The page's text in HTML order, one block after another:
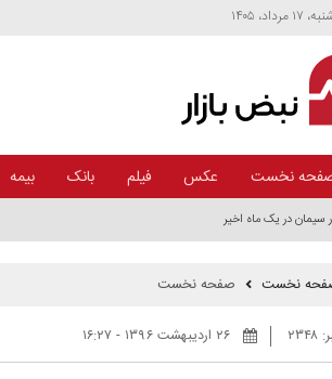
۱۴۰۵
نخست عکس فیلم بانک بیمه
سیمان در یک ماه اخیر
نخست صفحه نخست
۲۳۴۸ ۲۶ ارديبهشت ۱۳۹۶ - ۱۶:۲۷